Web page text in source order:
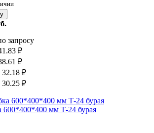
запросу
₽
₽
32.18 ₽
30.25 ₽
600*400*400 мм Т-24 бурая